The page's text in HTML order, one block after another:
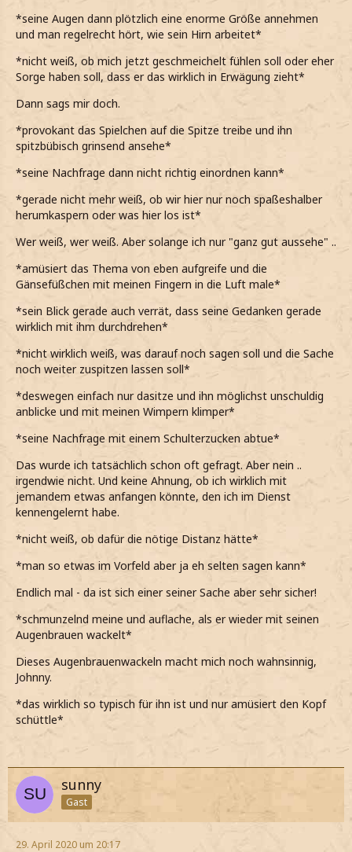
*seine Augen dann plötzlich eine enorme Größe annehmen
und man regelrecht hört, wie sein Hirn arbeitet*
*nicht weiß, ob mich jetzt geschmeichelt fühlen soll oder eher
Sorge haben soll, dass er das wirklich in Erwägung zieht*
Dann sags mir doch.
*provokant das Spielchen auf die Spitze treibe und ihn
spitzbübisch grinsend ansehe*
*seine Nachfrage dann nicht richtig einordnen kann*
*gerade nicht mehr weiß, ob wir hier nur noch spaßeshalber
herumkaspern oder was hier los ist*
Wer weiß, wer weiß. Aber solange ich nur "ganz gut aussehe" ..
*amüsiert das Thema von eben aufgreife und die
Gänsefüßchen mit meinen Fingern in die Luft male*
*sein Blick gerade auch verrät, dass seine Gedanken gerade
wirklich mit ihm durchdrehen*
*nicht wirklich weiß, was darauf noch sagen soll und die Sache
noch weiter zuspitzen lassen soll*
*deswegen einfach nur dasitze und ihn möglichst unschuldig
anblicke und mit meinen Wimpern klimper*
*seine Nachfrage mit einem Schulterzucken abtue*
Das wurde ich tatsächlich schon oft gefragt. Aber nein ..
irgendwie nicht. Und keine Ahnung, ob ich wirklich mit
jemandem etwas anfangen könnte, den ich im Dienst
kennengelernt habe.
*nicht weiß, ob dafür die nötige Distanz hätte*
*man so etwas im Vorfeld aber ja eh selten sagen kann*
Endlich mal - da ist sich einer seiner Sache aber sehr sicher!
*schmunzelnd meine und auflache, als er wieder mit seinen
Augenbrauen wackelt*
Dieses Augenbrauenwackeln macht mich noch wahnsinnig,
Johnny.
*das wirklich so typisch für ihn ist und nur amüsiert den Kopf
schüttle*
sunny
Gast
29. April 2020 um 20:17